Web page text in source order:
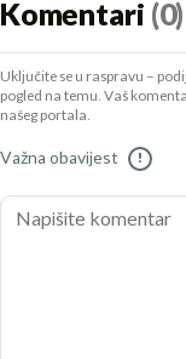
Komentari (0)
Uključite se u raspravu –
pogled na temu. Vaš
našeg portala.
Važna obavijest !